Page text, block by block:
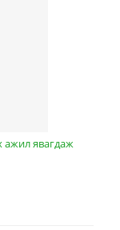
ажил явагдаж